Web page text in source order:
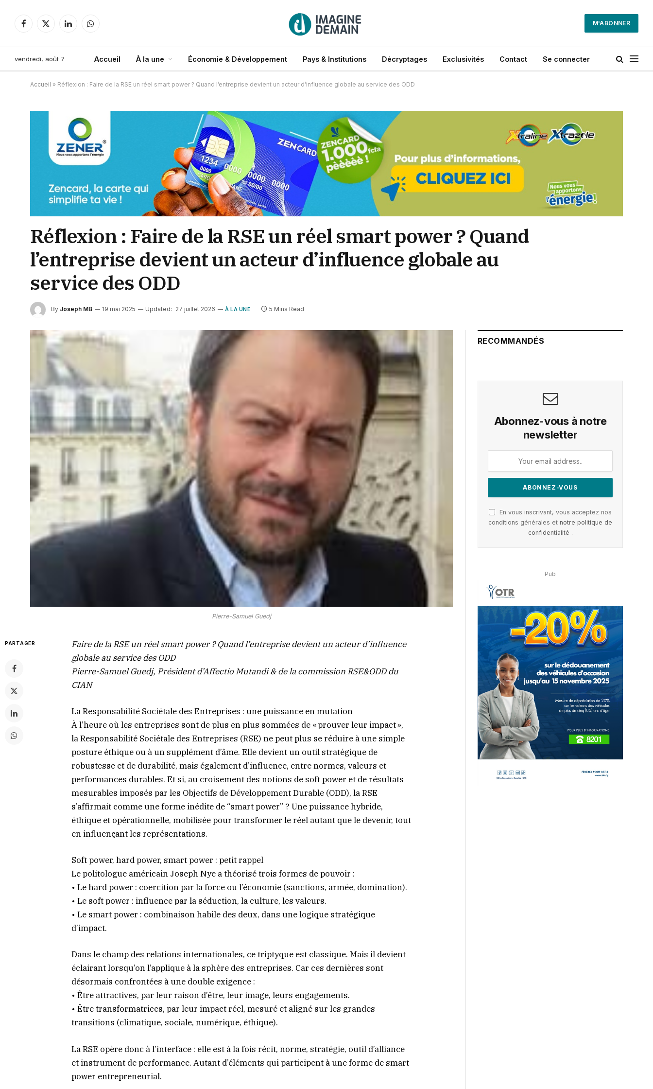
Facebook
X
LinkedInWhatsApp
M'ABONNER
vendredi, août 7 Accueil À la une Économie & Développement Pays & Institutions Décryptages Exclusivités Contact Se connecter
Accueil » Réflexion : Faire de la RSE un réel smart power ? Quand l’entreprise devient un acteur d’influence globale au service des ODD
Réflexion : Faire de la RSE un réel smart power ? Quand
l’entreprise devient un acteur d’influence globale au
service des ODD
By Joseph MB 19 mai 2025 Updated: 27 juillet 2026 À LA UNE 5 Mins Read
Pierre-Samuel Guedj
PARTAGER
Faire de la RSE un réel smart power ? Quand l’entreprise devient un acteur d’influence
globale au service des ODD
Pierre-Samuel Guedj, Président d’Affectio Mutandi & de la commission RSE&ODD du
CIAN
La Responsabilité Sociétale des Entreprises : une puissance en mutation
À l’heure où les entreprises sont de plus en plus sommées de « prouver leur impact »,
la Responsabilité Sociétale des Entreprises (RSE) ne peut plus se réduire à une simple
posture éthique ou à un supplément d’âme. Elle devient un outil stratégique de
robustesse et de durabilité, mais également d’influence, entre normes, valeurs et
performances durables. Et si, au croisement des notions de soft power et de résultats
mesurables imposés par les Objectifs de Développement Durable (ODD), la RSE
s’affirmait comme une forme inédite de “smart power” ? Une puissance hybride,
éthique et opérationnelle, mobilisée pour transformer le réel autant que le devenir, tout
en influençant les représentations.
Soft power, hard power, smart power : petit rappel
Le politologue américain Joseph Nye a théorisé trois formes de pouvoir :
• Le hard power : coercition par la force ou l’économie (sanctions, armée, domination).
• Le soft power : influence par la séduction, la culture, les valeurs.
• Le smart power : combinaison habile des deux, dans une logique stratégique
d’impact.
Dans le champ des relations internationales, ce triptyque est classique. Mais il devient
éclairant lorsqu’on l’applique à la sphère des entreprises. Car ces dernières sont
désormais confrontées à une double exigence :
• Être attractives, par leur raison d’être, leur image, leurs engagements.
• Être transformatrices, par leur impact réel, mesuré et aligné sur les grandes
transitions (climatique, sociale, numérique, éthique).
La RSE opère donc à l’interface : elle est à la fois récit, norme, stratégie, outil d’alliance
et instrument de performance. Autant d’éléments qui participent à une forme de smart
power entrepreneurial.
RECOMMANDÉS
Abonnez-vous à notre
newsletter
En vous inscrivant, vous acceptez nos
conditions générales et notre politique de
confidentialité .
Pub